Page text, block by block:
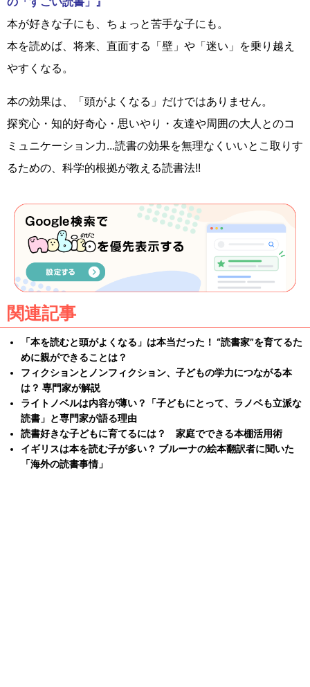
本が好きな子にも、ちょっと苦手な子にも。
本を読めば、将来、直面する「壁」や「迷い」を乗り越え
やすくなる。
本の効果は、「頭がよくなる」だけではありません。
探究心・知的好奇心・思いやり・友達や周囲の大人とのコ
ミュニケーション力...読書の効果を無理なくいいとこ取りす
るための、科学的根拠が教える読書法!!
関連記事
「本を読むと頭がよくなる」は本当だった！ “読書家”を育てるた
めに親ができることは？
フィクションとノンフィクション、子どもの学力につながる本
は？ 専門家が解説
ライトノベルは内容が薄い？「子どもにとって、ラノベも立派な
読書」と専門家が語る理由
読書好きな子どもに育てるには？ 家庭でできる本棚活用術
イギリスは本を読む子が多い？ ブルーナの絵本翻訳者に聞いた
「海外の読書事情」